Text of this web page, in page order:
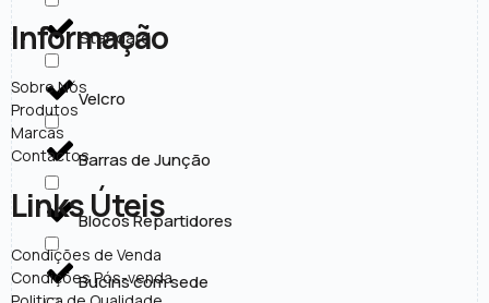
Standard
Velcro
Barras de Junção
Blocos Repartidores
Bucins com sede
Informação
Sobre Nós
Produtos
Marcas
Contactos
Links Úteis
Condições de Venda
Condições Pós-venda